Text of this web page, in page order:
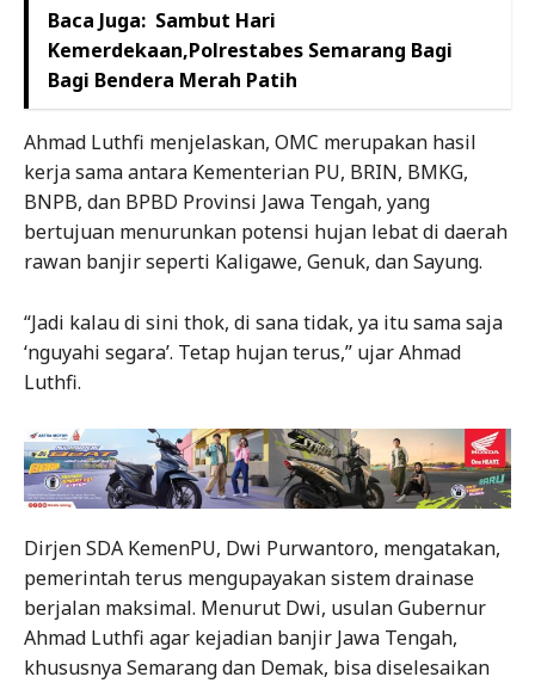
Baca Juga: Sambut Hari
Kemerdekaan,Polrestabes Semarang Bagi
Bagi Bendera Merah Patih
Ahmad Luthfi menjelaskan, OMC merupakan hasil
kerja sama antara Kementerian PU, BRIN, BMKG,
BNPB, dan BPBD Provinsi Jawa Tengah, yang
bertujuan menurunkan potensi hujan lebat di daerah
rawan banjir seperti Kaligawe, Genuk, dan Sayung.
“Jadi kalau di sini thok, di sana tidak, ya itu sama saja
‘nguyahi segara’. Tetap hujan terus,” ujar Ahmad
Luthfi.
Dirjen SDA KemenPU, Dwi Purwantoro, mengatakan,
pemerintah terus mengupayakan sistem drainase
berjalan maksimal. Menurut Dwi, usulan Gubernur
Ahmad Luthfi agar kejadian banjir Jawa Tengah,
khususnya Semarang dan Demak, bisa diselesaikan